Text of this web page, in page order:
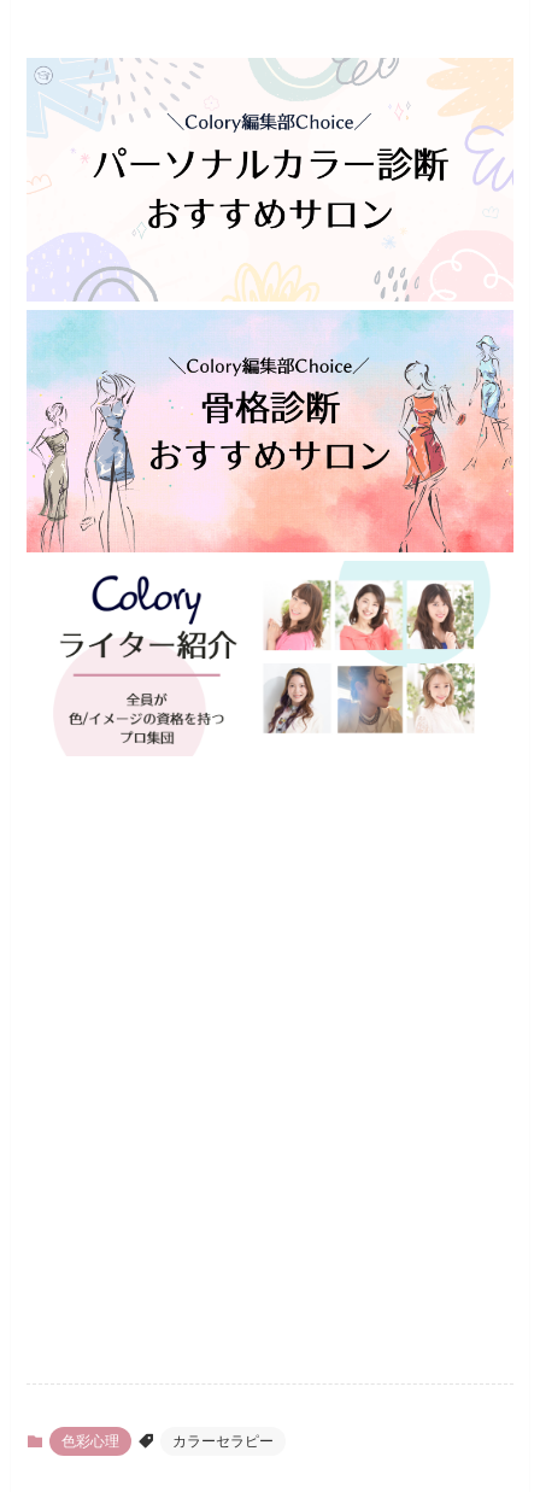
色彩心理 カラーセラピー